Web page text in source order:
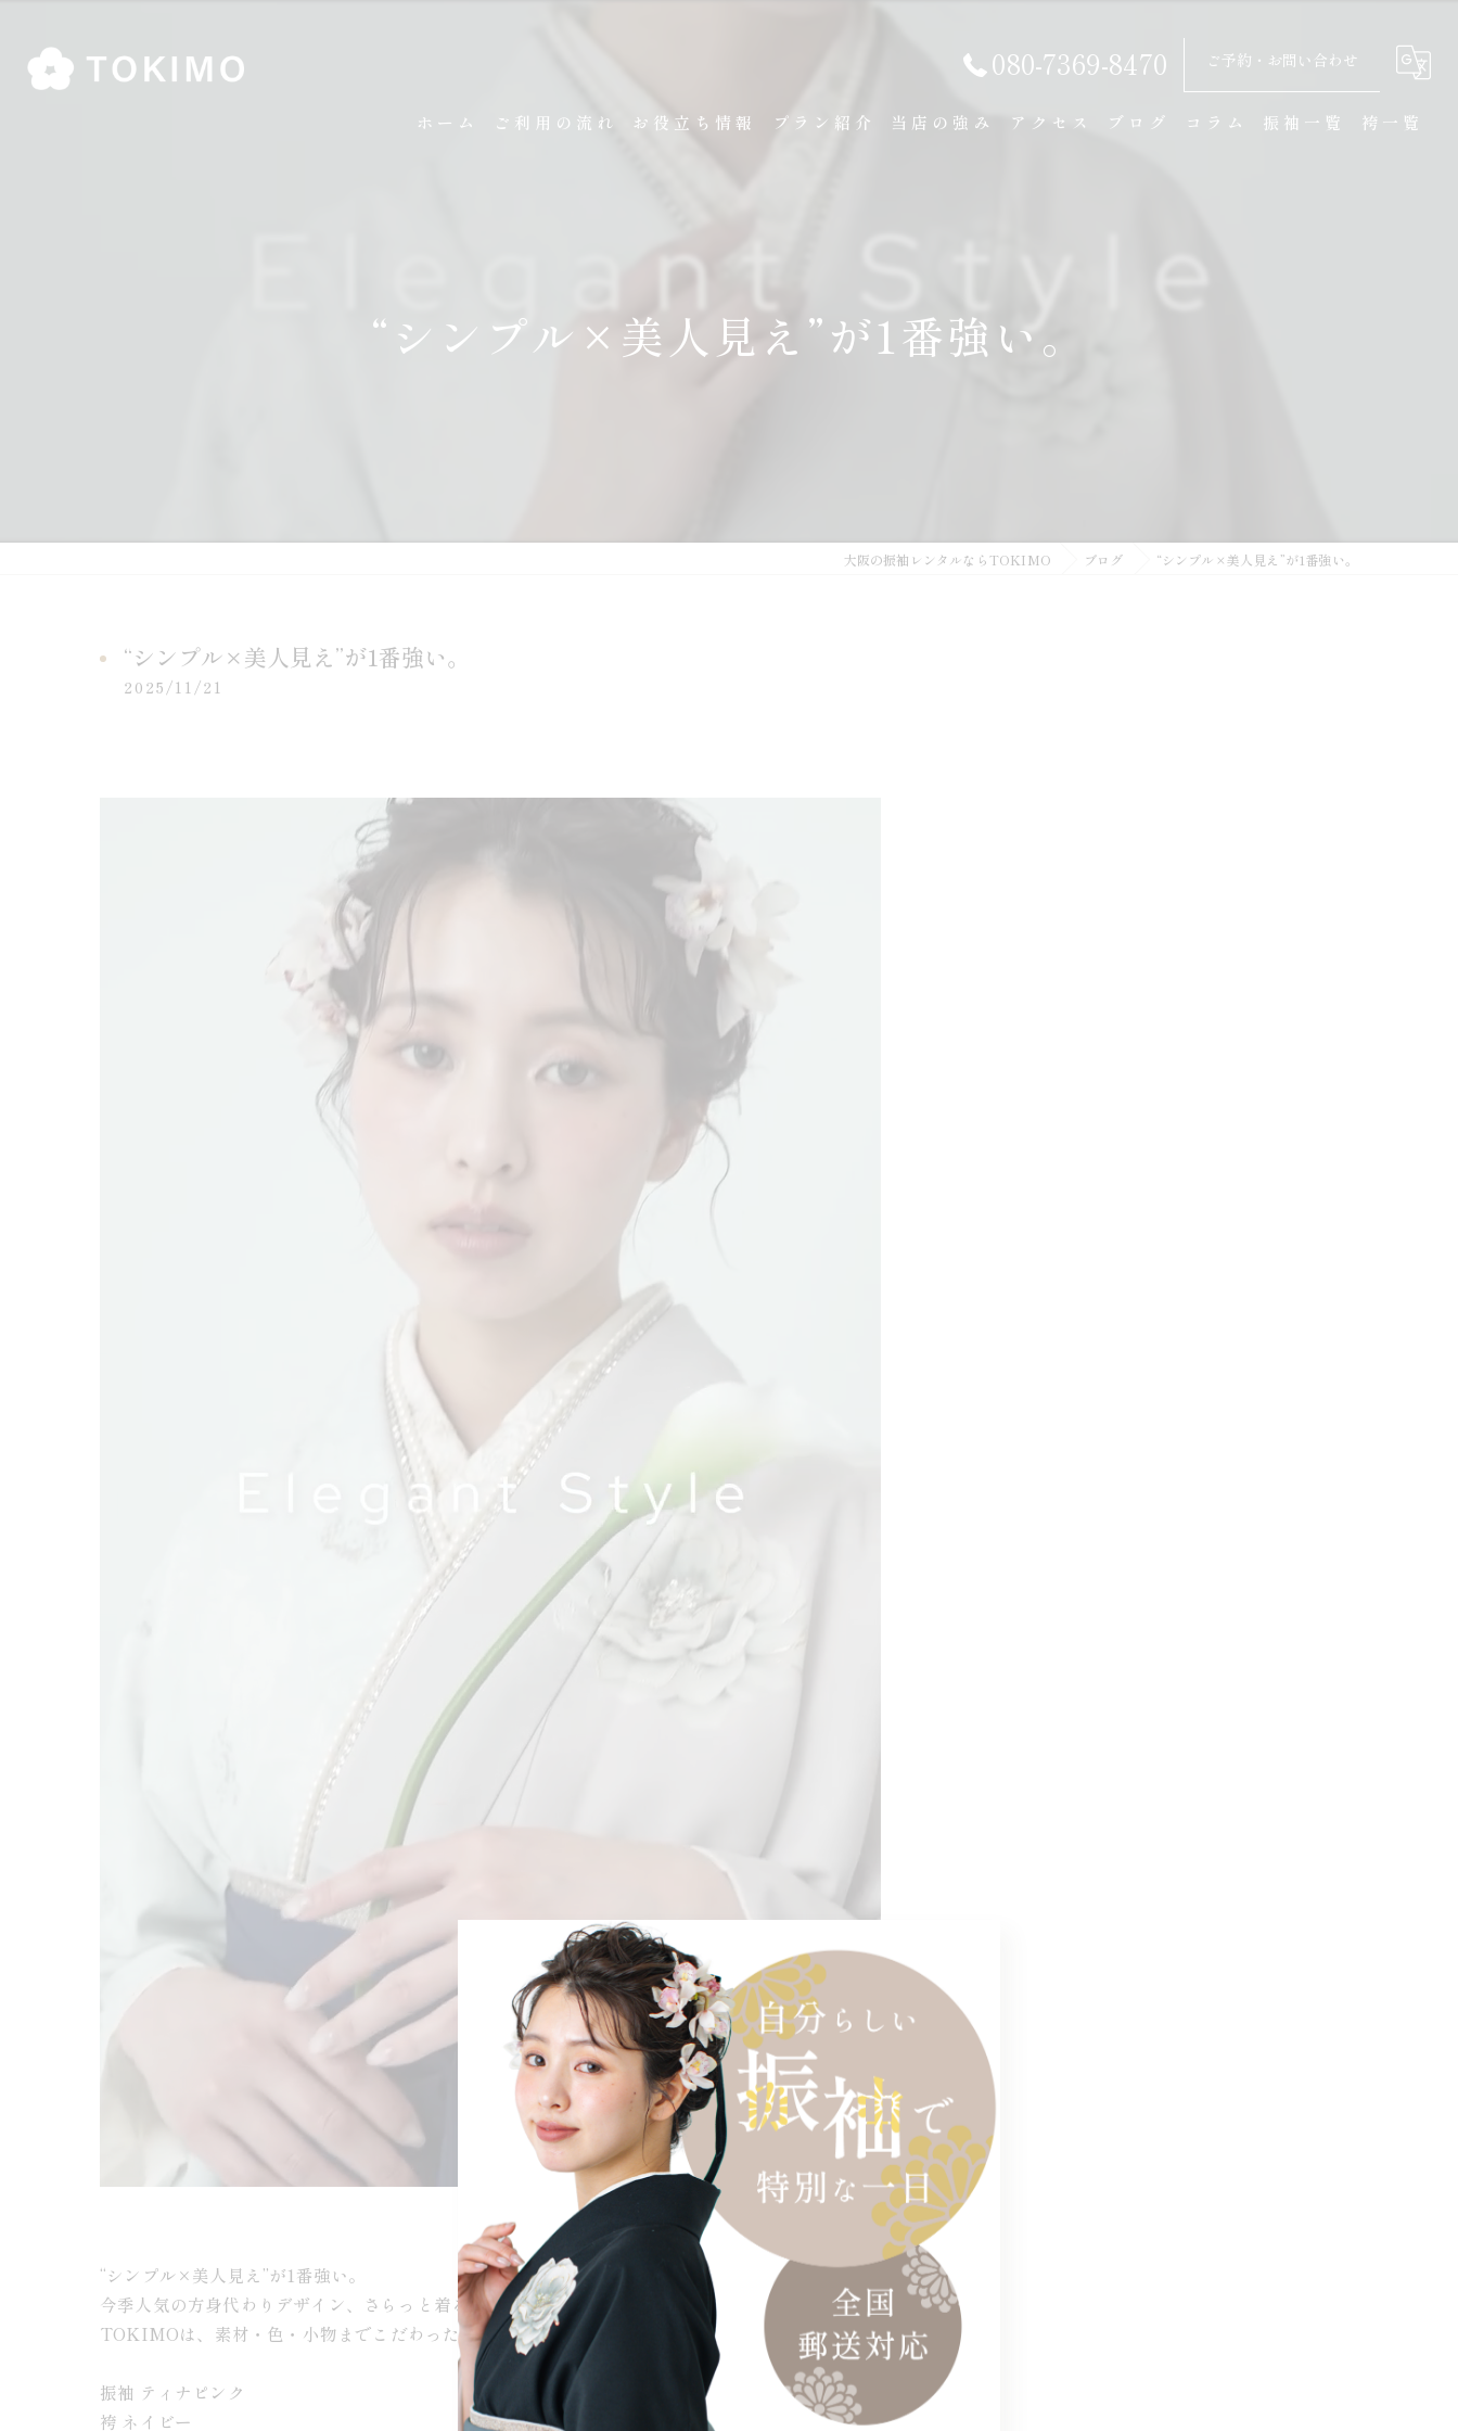
080-7369-8470 ご予約・お問い合わせ
ホーム ご利用の流れ お役立ち情報 プラン紹介 当店の強み
展示会
アクセス ブログ コラム 振袖一覧 袴一覧
“シンプル×美人見え”が1番強い。
大阪の振袖レンタルならTOKIMO ブログ “シンプル×美人見え”が1番強い。
“シンプル×美人見え”が1番強い。
2025/11/21
“シンプル×美人見え”が1番強い。
今季人気の方身代わりデザイン、さらっと着るだけで上品にまとまる優秀コーデ。
TOKIMOは、素材・色・小物までこだわった上質な袴をご提案。
振袖 ティナピンク
袴 ネイビー